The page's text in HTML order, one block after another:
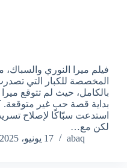
فيلم ميرا النوري والسباك،
المخصصة للكبار التي
بالكامل، حيث لم تتوقع
بداية قصة حب غير متوقعة.
استدعت سبّاكًا لإصلاح
لكن مع…
abaq
17 يونيو، 2025